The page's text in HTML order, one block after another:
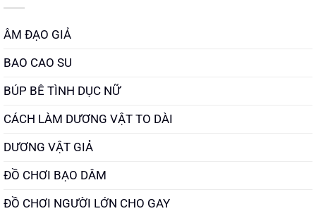
ÂM ĐẠO GIẢ
BAO CAO SU
BÚP BÊ TÌNH DỤC NỮ
CÁCH LÀM DƯƠNG VẬT TO DÀI
DƯƠNG VẬT GIẢ
ĐỒ CHƠI BẠO DÂM
ĐỒ CHƠI NGƯỜI LỚN CHO GAY